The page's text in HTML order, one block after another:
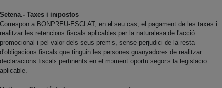
Setena.- Taxes i impostos
Correspon a BONPREU-ESCLAT, en el seu cas, el pagament de les taxes i
realitzar les retencions fiscals aplicables per la naturalesa de l'acció
promocional i pel valor dels seus premis, sense perjudici de la resta
d'obligacions fiscals que tinguin les persones guanyadores de realitzar
declaracions fiscals pertinents en el moment oportú segons la legislació
aplicable.